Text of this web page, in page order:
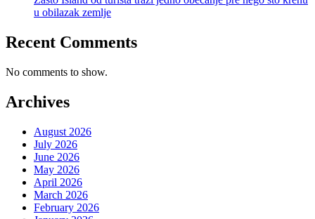
u obilazak zemlje
Recent Comments
No comments to show.
Archives
August 2026
July 2026
June 2026
May 2026
April 2026
March 2026
February 2026